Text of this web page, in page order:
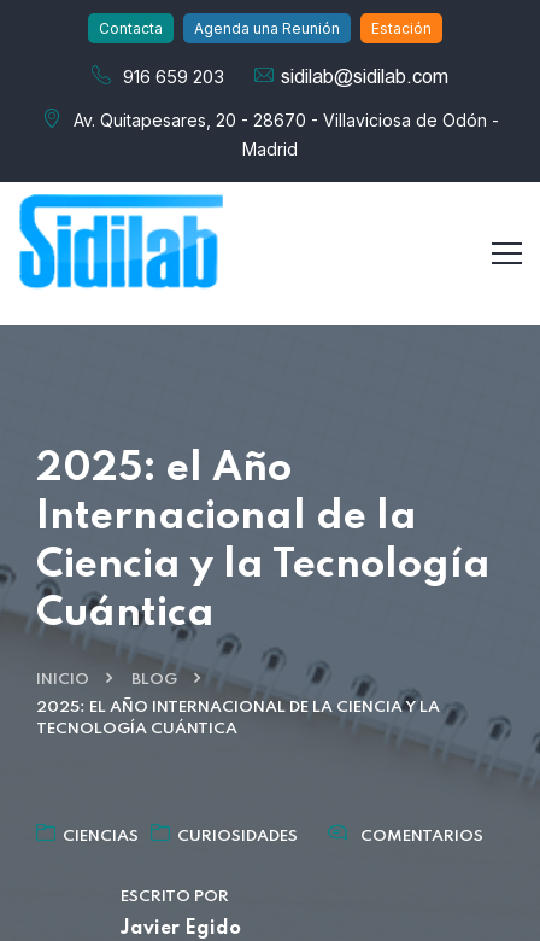
Contacta Agenda una Reunión Estación
916 659 203
Av. Quitapesares, 20 - 28670 - Villaviciosa de Odón -
Madrid
2025: el Año
Internacional de la
Ciencia y la Tecnología
Cuántica
INICIO
BLOG
2025: EL AÑO INTERNACIONAL DE LA CIENCIA Y LA
TECNOLOGÍA CUÁNTICA
CIENCIAS CURIOSIDADES COMENTARIOS
ESCRITO POR
Javier Egido